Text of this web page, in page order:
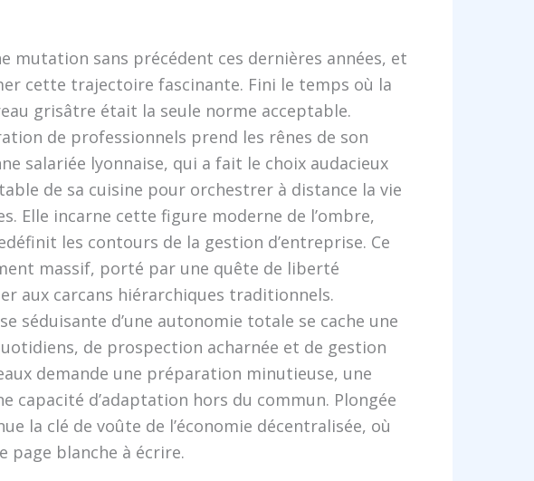
mutation sans précédent ces dernières années, et
cette trajectoire fascinante. Fini le temps où la
grisâtre était la seule norme acceptable.
de professionnels prend les rênes de son
salariée lyonnaise, qui a fait le choix audacieux
de sa cuisine pour orchestrer à distance la vie
Elle incarne cette figure moderne de l’ombre,
les contours de la gestion d’entreprise. Ce
massif, porté par une quête de liberté
aux carcans hiérarchiques traditionnels.
séduisante d’une autonomie totale se cache une
de prospection acharnée et de gestion
demande une préparation minutieuse, une
capacité d’adaptation hors du commun. Plongée
la clé de voûte de l’économie décentralisée, où
page blanche à écrire.